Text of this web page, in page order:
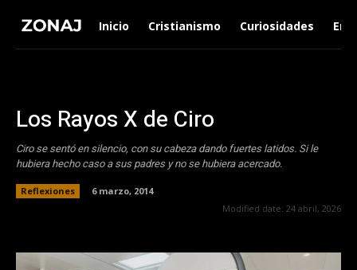
Inicio Cristianismo Curiosidades
Los Rayos X de Ciro
Ciro se sentó en silencio, con su cabeza dando fuertes latidos. Si le
hubiera hecho caso a sus padres y no se hubiera acercado.
Reflexiones
6 marzo, 2014
Modified date: 24 abril, 2026